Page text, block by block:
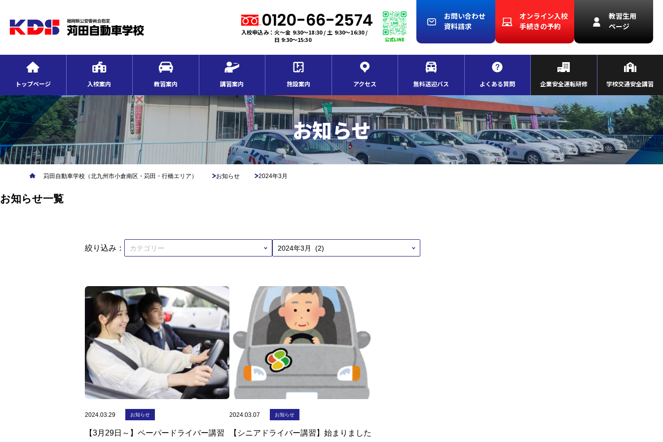
0120-66-2574
入校申込み：火～金 9:30～18:30 / 土 9:30～16:30 /
日 9:30～15:30
お問い合わせ
資料請求
オンライン入校
手続きの予約
教習生用
ページ
トップページ 入校案内 教習案内 講習案内 施設案内 アクセス 無料送迎バス よくある質問 企業安全運転研修 学校交通安全講習
お知らせ
苅田自動車学校（北九州市小倉南区・苅田・行橋エリア） お知らせ 2024年3月
お知らせ一覧
絞り込み：
2024.03.29 お知らせ
【3月29日～】ペーパードライバー講習
2024.03.07 お知らせ
【シニアドライバー講習】始まりました